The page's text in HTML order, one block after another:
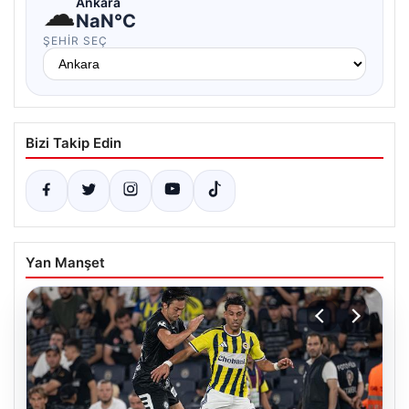
☁NaN°C
ŞEHIR SEÇ
Bizi Takip Edin
Yan Manşet